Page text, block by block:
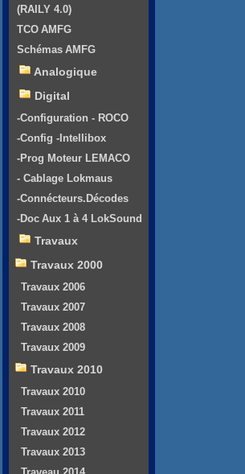
(RAILY 4.0)
TCO AMFG
Schémas AMFG
Analogique
Digital
-Configuration - ROCO
-Config -Intellibox
-Prog Moteur LEMACO
- Cablage Lokmaus
-Connécteurs.Décodes
-Doc Aux 1 à 4 LokSound
Travaux
Travaux 2000
Travaux 2006
Travaux 2007
Travaux 2008
Travaux 2009
Travaux 2010
Travaux 2010
Travaux 2011
Travaux 2012
Travaux 2013